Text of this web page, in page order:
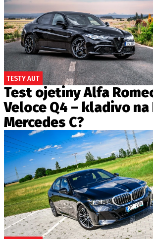
TESTY AUT
Test ojetiny Alfa
Veloce Q4 – kladivo na
Mercedes C?